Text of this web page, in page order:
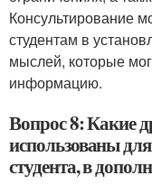
Консультирование
студентам в
мыслей, которые
информацию.
Вопрос 8: Какие
использованы
студента, в